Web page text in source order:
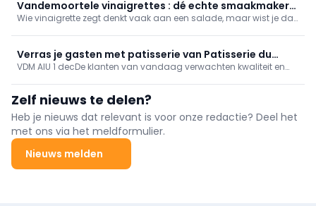
touch op belegde broodjes. De Vandemoortele© vinaigrettes
zorgen voor niet alleen voor extra creativiteit, maar ook voor
balans in jouw koude en warme bereidingen.
Vandemoortele vinaigrettes : dé echte smaakmakers
in de keuken
Wie vinaigrette zegt denkt vaak aan een salade, maar wist je dat
touch op belegde broodjes. De Vandemoortele® vinaigrettes
zorgen voor niet alleen voor extra creativiteit, maar ook voor
balans in jouw koude en warme bereidingen.
Verras je gasten met patisserie van Patisserie du
Chef®
VDM AIU 1 decDe klanten van vandaag verwachten kwaliteit en
beleving. Dit begrijpt Vandemoortele dan ook als geen ander. Het
assortiment van Patisserie du Chef ® helpt jou als
traiteur/cateraar uit de nood.
Zelf nieuws te delen?
Heb je nieuws dat relevant is voor onze redactie? Deel het
met ons via het meldformulier.
Nieuws melden